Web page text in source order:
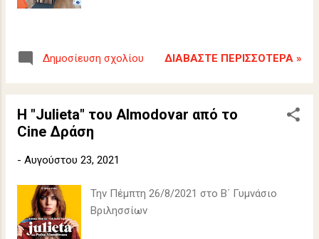
Δημοσίευση σχολίου ΔΙΑΒΆΣΤΕ ΠΕΡΙΣΣΌΤΕΡΑ »
Η "Julieta" του Almodovar από το
Cine Δράση
- Αυγούστου 23, 2021
Την Πέμπτη 26/8/2021 στο Β΄ Γυμνάσιο
Βριλησσίων